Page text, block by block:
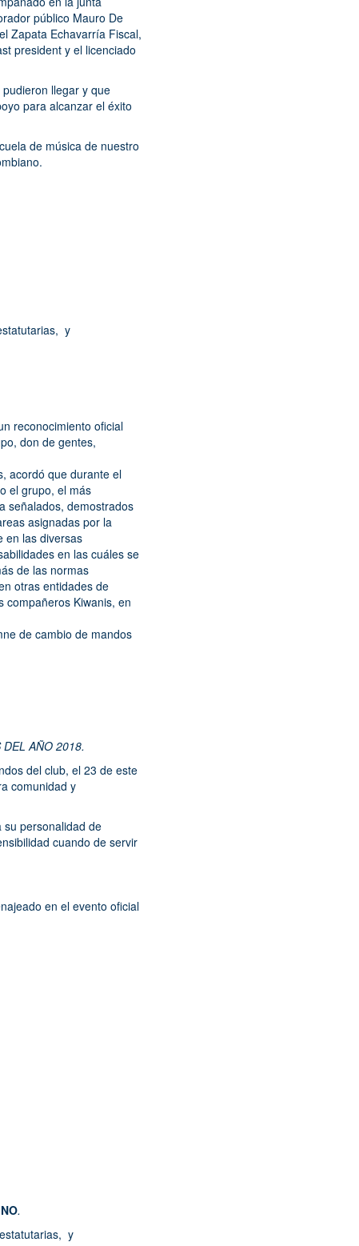
público Mauro De
Zapata Echavarría Fiscal,
president y el licenciado
llegar y que
para alcanzar el éxito
de música de nuestro
y
reconocimiento oficial
don de gentes,
acordó que durante el
el grupo, el más
señalados, demostrados
asignadas por la
en las diversas
en las cuáles se
de las normas
otras entidades de
compañeros Kiwanis, en
de cambio de mandos
DEL AÑO 2018.
del club, el 23 de este
comunidad y
su personalidad de
cuando de servir
en el evento oficial
.
y